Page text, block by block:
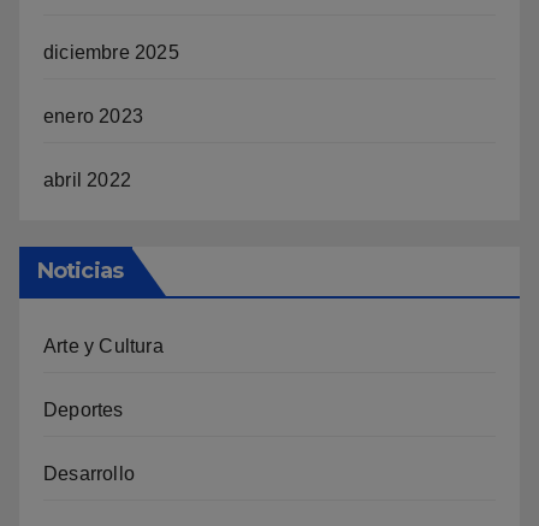
diciembre 2025
enero 2023
abril 2022
Noticias
Arte y Cultura
Deportes
Desarrollo